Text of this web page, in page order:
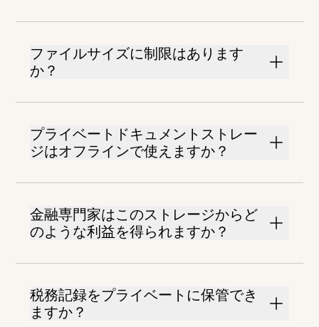
ファイルサイズに制限はあります
か？
プライベートドキュメントストレー
ジはオフラインで使えますか？
金融専門家はこのストレージからど
のような利益を得られますか？
税務記録をプライベートに保管でき
ますか？